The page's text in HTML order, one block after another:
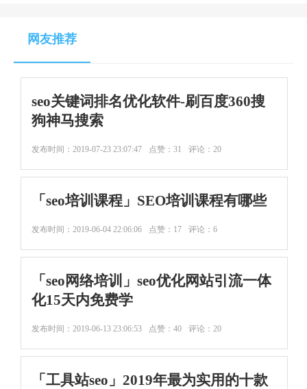
网友推荐
seo关键词排名优化软件-刷百度360搜
狗神马搜索
发布时间： 2019-07-23 23:07:47 点赞：31 评论：20
「seo培训课程」SEO培训课程有哪些
发布时间： 2019-06-04 22:06:06 点赞：17 评论：6
「seo网络培训」seo优化网站引流一体
化15天内免费学
发布时间： 2019-06-13 23:06:53 点赞：40 评论：20
「工具站seo」2019年最为实用的十款